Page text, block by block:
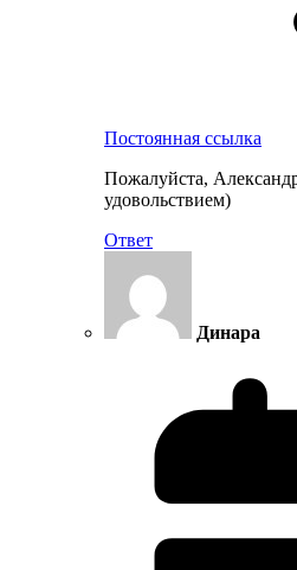
Постоянная ссылка
Пожалуйста,
удовольствием)
Ответ
Динара